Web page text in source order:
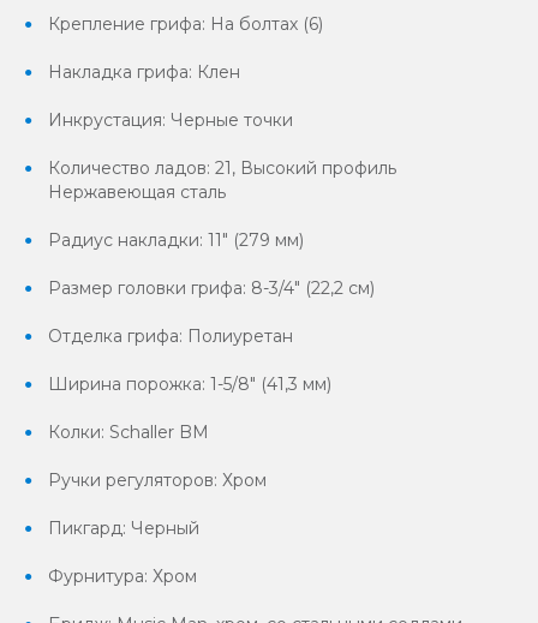
Крепление грифа: На болтах (6)
Накладка грифа: Клен
Инкрустация: Черные точки
Количество ладов: 21, Высокий профиль
Нержавеющая сталь
Радиус накладки: 11" (279 мм)
Размер головки грифа: 8-3/4" (22,2 см)
Отделка грифа: Полиуретан
Ширина порожка: 1-5/8" (41,3 мм)
Колки: Schaller BM
Ручки регуляторов: Хром
Пикгард: Черный
Фурнитура: Хром